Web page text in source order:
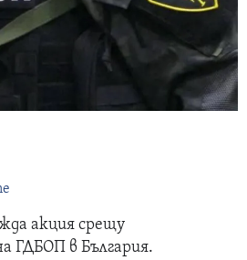
акция срещу
ГДБОП в България.